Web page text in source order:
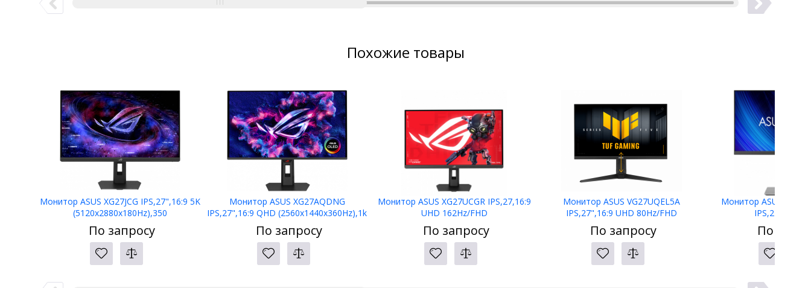
Похожие товары
Монитор ASUS XG27JCG IPS,27",16:9 5K
(5120x2880x180Hz),350
cd/m2,1.5k:1,0.3ms,4xHDMI,DP,USBC
15W,HDR10
По запросу
Монитор ASUS XG27AQDNG
IPS,27",16:9 QHD (2560x1440x360Hz),1k
cd/m2,1.5M:1,0.03ms,4xHDMI,DP,HDR1
0
По запросу
Монитор ASUS XG27UCGR IPS,27,16:9
UHD 162Hz/FHD
485Hz,400cd/m2,1300:1,1ms,3xHDMI,D
P,USBC 15W,HDR10
По запросу
Монитор ASUS VG27UQEL5A
IPS,27",16:9 UHD 80Hz/FHD
310Hz,400cd/m2,1000:1,1ms,2xHDMI,D
P,Sp 2W,HDR10
По запросу
Монитор ASUS ProArt
IPS,27",16:9
По